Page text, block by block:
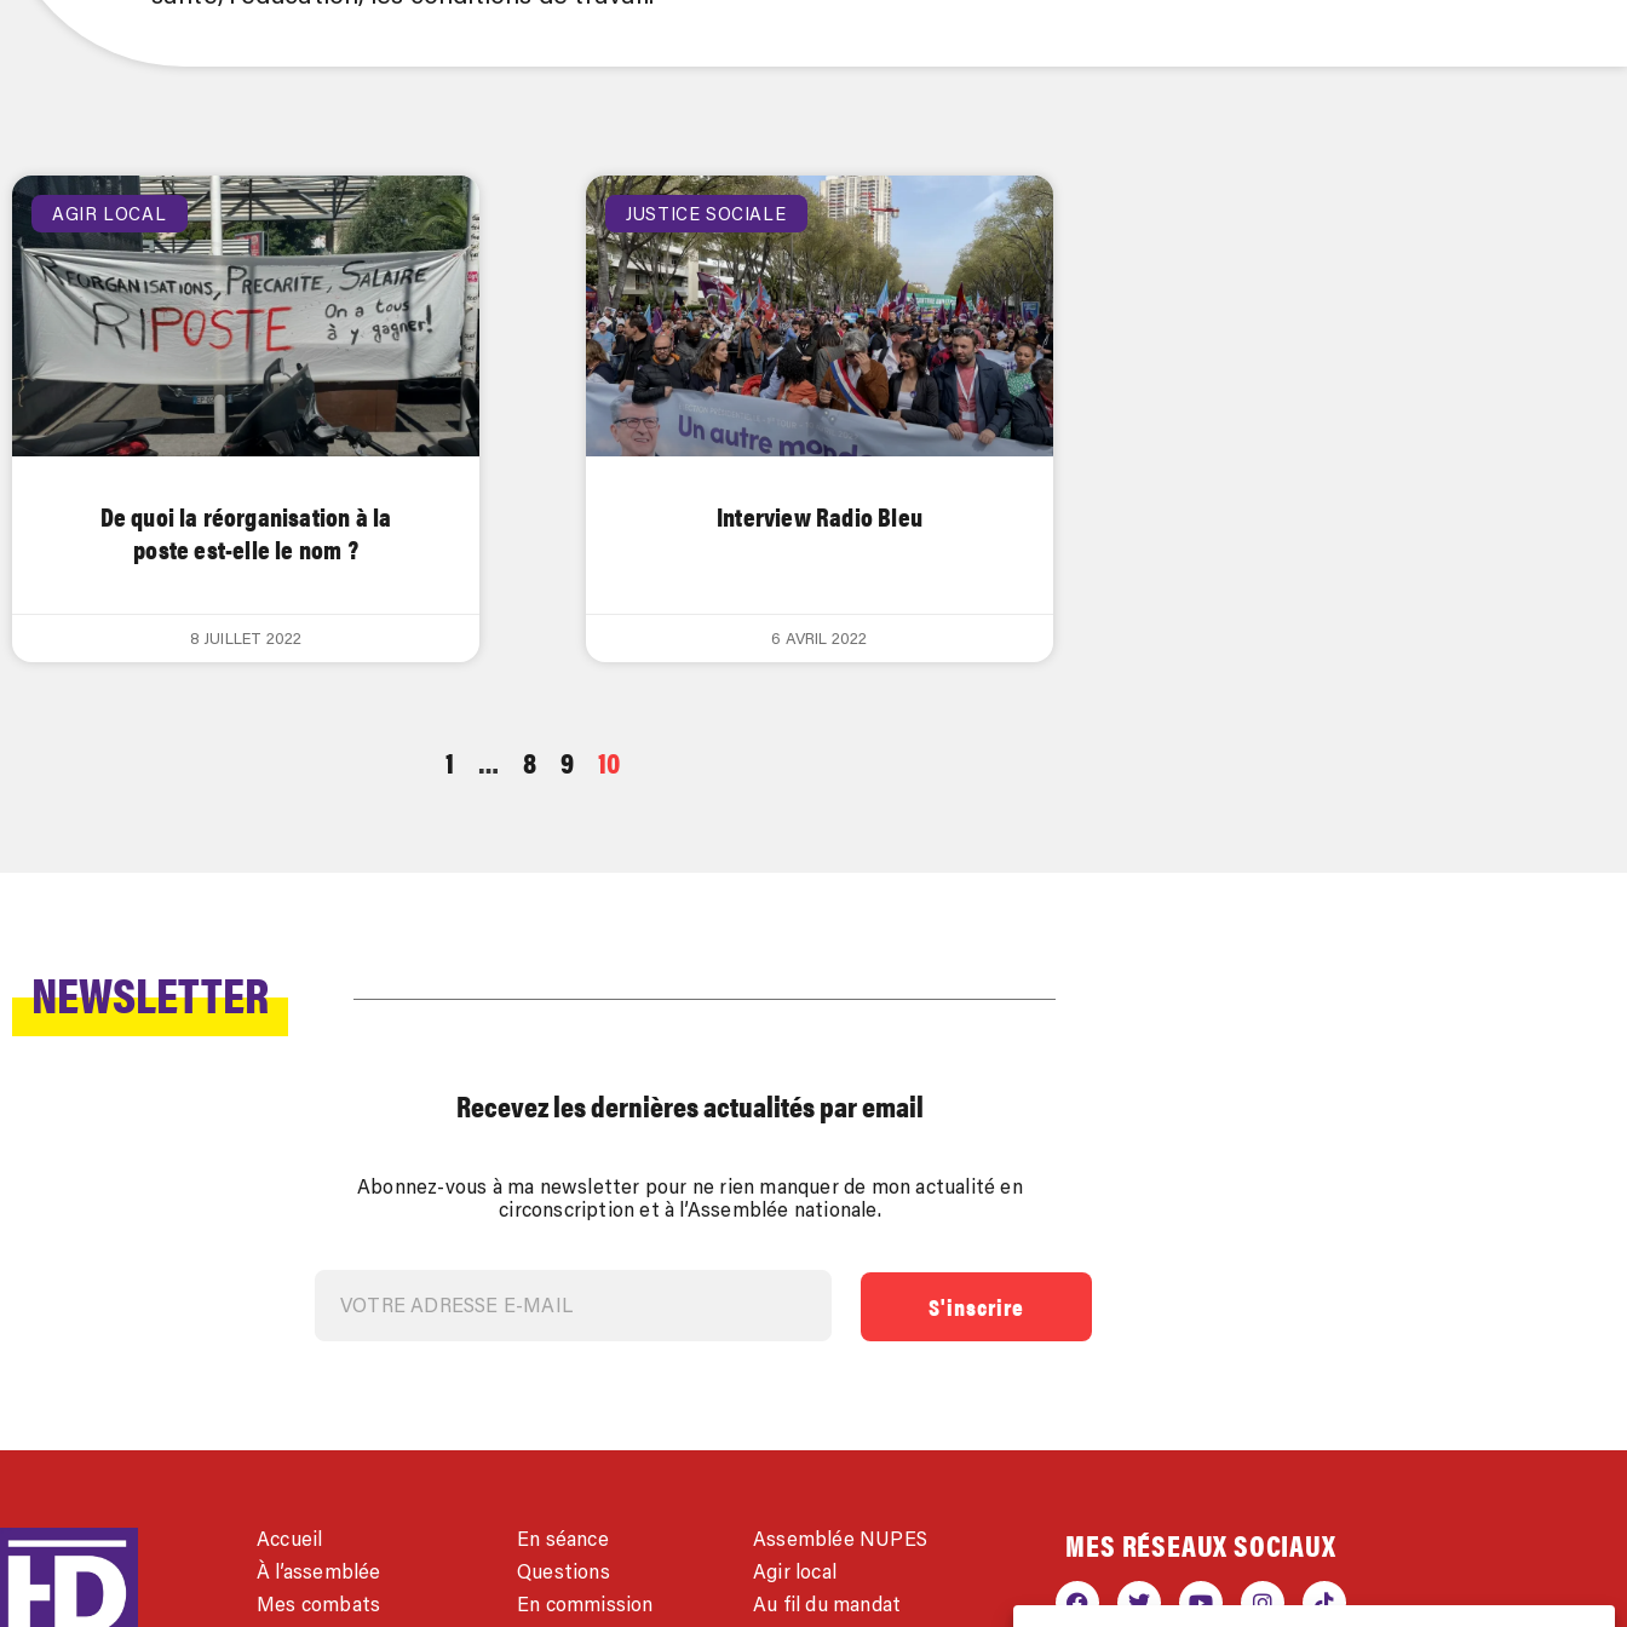
AGIR LOCAL
De quoi la réorganisation à la
poste est-elle le nom ?
8 JUILLET 2022
JUSTICE SOCIALE
Interview Radio Bleu
6 AVRIL 2022
1 … 8 9 10
NEWSLETTER
Recevez les dernières actualités par email
Abonnez-vous à ma newsletter pour ne rien manquer de mon actualité en
circonscription et à l’Assemblée nationale.
S'inscrire
Accueil
À l’assemblée
Mes combats
En séance
Questions
En commission
Assemblée NUPES
Agir local
Au fil du mandat
MES RÉSEAUX SOCIAUX